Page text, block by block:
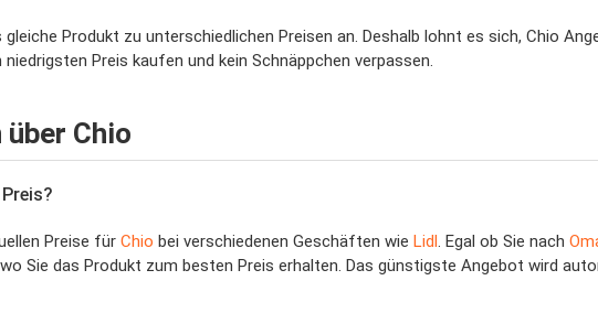
Produkt zu unterschiedlichen Preisen an. Deshalb lohnt es sich, Chio
Preis kaufen und kein Schnäppchen verpassen.
Chio
Preise für Chio bei verschiedenen Geschäften wie Lidl . Egal ob Sie nach
Sie das Produkt zum besten Preis erhalten. Das günstigste Angebot wird